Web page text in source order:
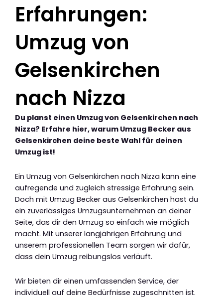
Erfahrungen:
Umzug von
Gelsenkirchen
nach Nizza
Du planst einen Umzug von Gelsenkirchen nach
Nizza? Erfahre hier, warum Umzug Becker aus
Gelsenkirchen deine beste Wahl für deinen
Umzug ist!
Ein Umzug von Gelsenkirchen nach Nizza kann eine
aufregende und zugleich stressige Erfahrung sein.
Doch mit Umzug Becker aus Gelsenkirchen hast du
ein zuverlässiges Umzugsunternehmen an deiner
Seite, das dir den Umzug so einfach wie möglich
macht. Mit unserer langjährigen Erfahrung und
unserem professionellen Team sorgen wir dafür,
dass dein Umzug reibungslos verläuft.
Wir bieten dir einen umfassenden Service, der
individuell auf deine Bedürfnisse zugeschnitten ist.